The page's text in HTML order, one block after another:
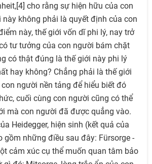
cho rằng sự hiện hữu của con
này không phải là quyết định của con
này, thế giới vốn dĩ phi lý, nay trở
tư tưởng của con người bám chặt
có thật đúng là thế giới này phi lý
hay không? Chẳng phải là thế giới
người nền tảng để hiểu biết đó
cuối cùng con người cũng có thể
mà con người đã được quẳng vào.
Heidegger, hiện sinh (kết quả của
gồm những điều sau đây: Fürsorge -
cảm xúc cụ thể muốn quan tâm bảo